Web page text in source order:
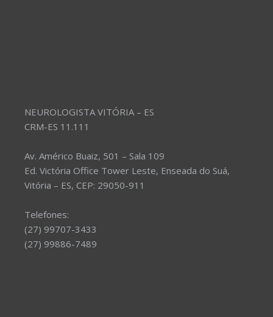
NEUROLOGISTA VITÓRIA – ES
CRM-ES 11.111
Av. Américo Buaiz, 501 – Sala 109
Ed. Victória Office Tower Leste, Enseada do Suá,
Vitória – ES, CEP: 29050-911
Telefones:
(27) 99707-3433
(27) 99886-7489